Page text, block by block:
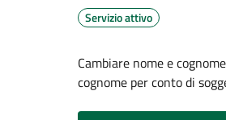
Servizio attivo
Cambiare nome e
cognome per conto di